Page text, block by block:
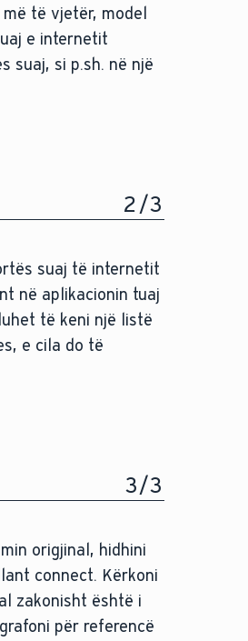
të vjetër, model
e internetit
suaj, si p.sh. në një
2/3
suaj të internetit
në aplikacionin tuaj
të keni një listë
e cila do të
3/3
origjinal, hidhini
connect. Kërkoni
zakonisht është i
për referencë